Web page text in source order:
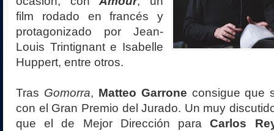
film rodado en francés y
protagonizado por Jean-
Louis Trintignant e Isabelle
Huppert, entre otros.
Tras Gomorra, Matteo Garrone consigue que
con el Gran Premio del Jurado. Un muy
que el de Mejor Dirección paraCarlos